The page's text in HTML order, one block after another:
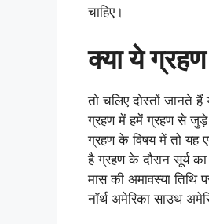
चाहिए।
क्या ये
तो चलिए दोस्तों जानते
ग्रहण में हमें ग्रहण से जुड़े
ग्रहण के विषय में तो यह
है ग्रहण के दौरान सूर्य
मास की अमावस्या तिथि
नॉर्थ अमेरिका साउथ